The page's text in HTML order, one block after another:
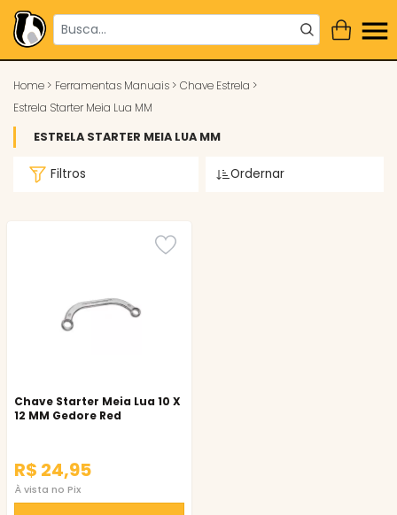
Home > Ferramentas Manuais > Chave Estrela >
Estrela Starter Meia Lua MM
ESTRELA STARTER MEIA LUA MM
Filtros Ordernar
Chave Starter Meia Lua 10 X
12 MM Gedore Red
R$ 24,95
À vista no Pix